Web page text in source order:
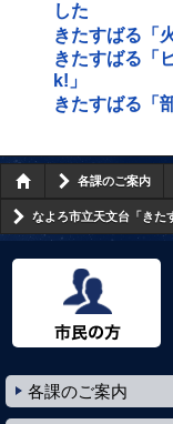
した
きたすばる「
きたすばる「
k!」
きたすばる「
各課のご案内
なよろ市立天文台「きた
各課のご案内